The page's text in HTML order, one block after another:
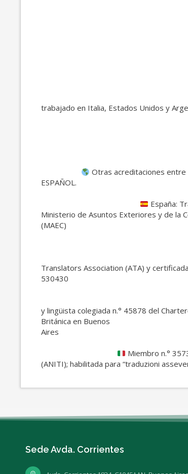
He
trabajado en Italia, Estados Unidos y
Otras acreditaciones entre
España:
Ministerio de Asuntos Exteriores y de la
Translators Association (ATA) y
y lingüista colegiada n.° 45878 del
Británica en Buenos
Miembro n.°
(ANITI); habilitada para “traduzioni
Sede Avda. Corrientes